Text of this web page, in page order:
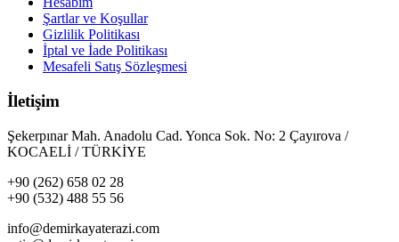
Şartlar ve Koşullar
Gizlilik Politikası
İptal ve İade Politikası
Mesafeli Satış Sözleşmesi
İletişim
Şekerpınar Mah. Anadolu Cad. Yonca Sok. No: 2 Çayırova /
KOCAELİ / TÜRKİYE
+90 (262) 658 02 28
+90 (532) 488 55 56
info@demirkayaterazi.com